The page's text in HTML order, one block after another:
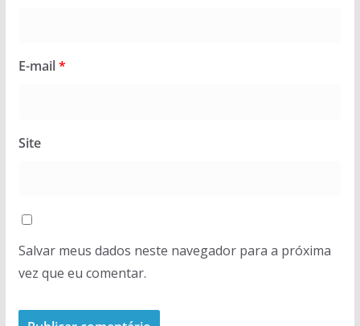
E-mail*
Site
Salvar meus dados neste navegador para a próxima
vez que eu comentar.